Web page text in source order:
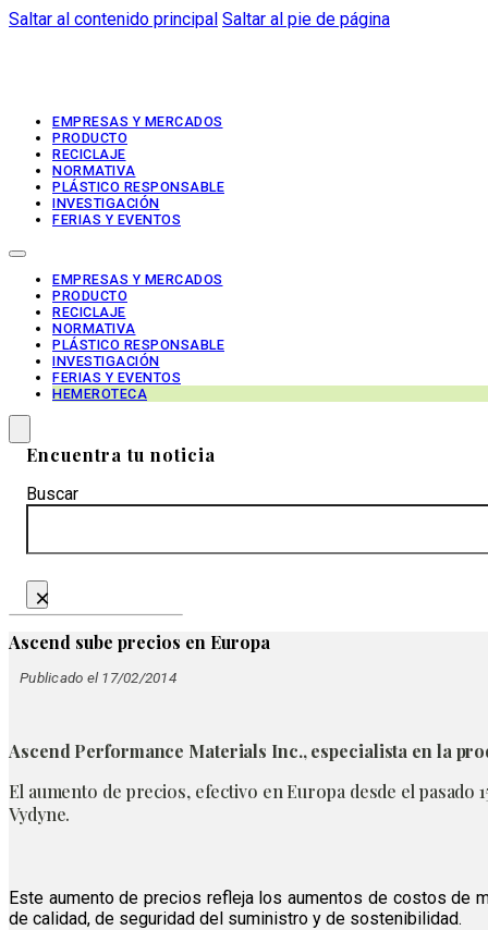
Saltar al contenido principal Saltar al pie de página
EMPRESAS Y MERCADOS
PRODUCTO
RECICLAJE
NORMATIVA
PLÁSTICO RESPONSABLE
INVESTIGACIÓN
FERIAS Y EVENTOS
EMPRESAS Y MERCADOS
PRODUCTO
RECICLAJE
NORMATIVA
PLÁSTICO RESPONSABLE
INVESTIGACIÓN
FERIAS Y EVENTOS
HEMEROTECA
Encuentra tu noticia
Buscar
×
Ascend sube precios en Europa
Publicado el 17/02/2014
Ascend Performance Materials Inc., especialista en la
El aumento de precios, efectivo en Europa desde el pasado
Vydyne.
Este aumento de precios refleja los aumentos de costos de
de calidad, de seguridad del suministro y de sostenibilidad.